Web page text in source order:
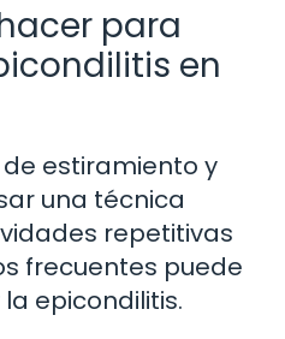
para
en
de estiramiento y
una técnica
repetitivas
frecuentes puede
epicondilitis.